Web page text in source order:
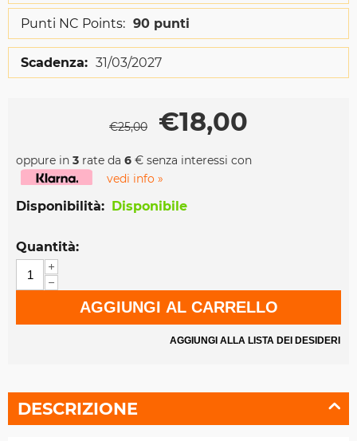
Punti NC Points: 90 punti
Scadenza: 31/03/2027
€25,00 €18,00
oppure in 3 rate da 6 € senza interessi con
vedi info »
Disponibilità: Disponibile
Quantità:
+
−
AGGIUNGI AL CARRELLO
AGGIUNGI ALLA LISTA DEI DESIDERI
DESCRIZIONE